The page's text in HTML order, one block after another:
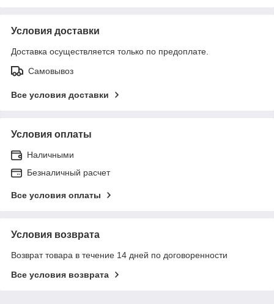
Условия доставки
Доставка осуществляется только по предоплате.
Самовывоз
Все условия доставки
Условия оплаты
Наличными
Безналичный расчет
Все условия оплаты
Условия возврата
Возврат товара в течение 14 дней по договоренности
Все условия возврата